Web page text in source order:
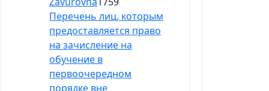
Перечень лиц, которым
предоставляется право
на зачисление на
обучение в
первоочередном
порядке вне